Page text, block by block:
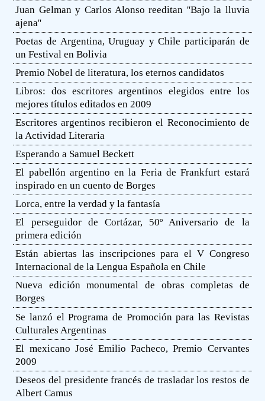
Juan Gelman y Carlos Alonso reeditan ''Bajo la lluvia
ajena''
Poetas de Argentina, Uruguay y Chile participarán de
un Festival en Bolivia
Premio Nobel de literatura, los eternos candidatos
Libros: dos escritores argentinos elegidos entre los
mejores títulos editados en 2009
Escritores argentinos recibieron el Reconocimiento de
la Actividad Literaria
Esperando a Samuel Beckett
El pabellón argentino en la Feria de Frankfurt estará
inspirado en un cuento de Borges
Lorca, entre la verdad y la fantasía
El perseguidor de Cortázar, 50º Aniversario de la
primera edición
Están abiertas las inscripciones para el V Congreso
Internacional de la Lengua Española en Chile
Nueva edición monumental de obras completas de
Borges
Se lanzó el Programa de Promoción para las Revistas
Culturales Argentinas
El mexicano José Emilio Pacheco, Premio Cervantes
2009
Deseos del presidente francés de trasladar los restos de
Albert Camus